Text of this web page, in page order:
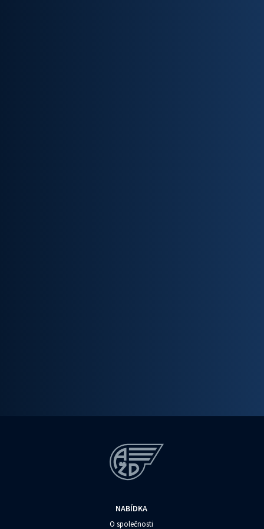
NABÍDKA
O společnosti